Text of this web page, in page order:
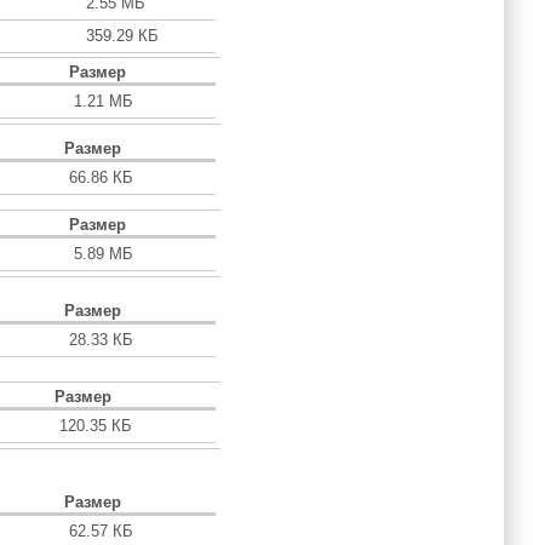
359.29 КБ
Размер
1.21 МБ
Размер
66.86 КБ
Размер
5.89 МБ
Размер
28.33 КБ
Размер
120.35 КБ
Размер
62.57 КБ